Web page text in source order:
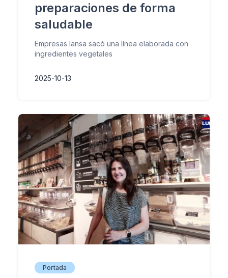
preparaciones de forma
saludable
Empresas Iansa sacó una línea elaborada con
ingredientes vegetales
2025-10-13
Portada